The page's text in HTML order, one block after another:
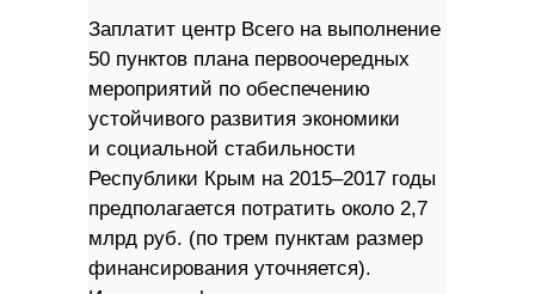
Заплатит центр Всего на выполнение
50 пунктов плана первоочередных
мероприятий по обеспечению
устойчивого развития экономики
и социальной стабильности
Республики Крым на 2015–2017 годы
предполагается потратить около 2,7
млрд руб. (по трем пунктам размер
финансирования уточняется).